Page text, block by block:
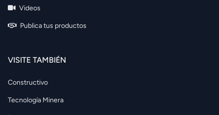
Videos
Publica tus productos
VISITE TAMBIÉN
Constructivo
Tecnología Minera